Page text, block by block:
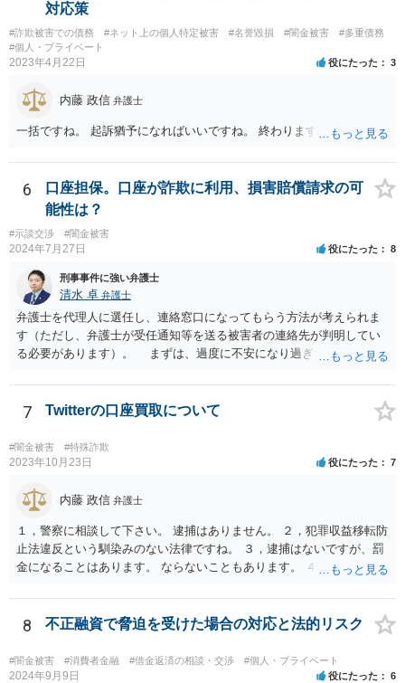
対応策
#詐欺被害での債務 #ネット上の個人特定被害 #名誉毀損 #闇金被害
#多重債務
#個人・プライベート
2023年4月22日 役にたった 3
内藤 政信 弁護士
一括ですね。 起訴猶予になればいいですね。 終わります。
6
口座担保。口座が詐欺に利用、損害賠償請求の可
能性は？
#示談交渉 #闇金被害
2024年7月27日 役にたった 8
刑事事件に強い弁護士
清水 卓 弁護士
弁護士を代理人に選任し、連絡窓口になってもらう方法が考えられま
す（ただし、弁護士が受任通知等を送る被害者の連絡先が判明してい
る必要があります）。 まずは、過度に不安になり過ぎず、少し落ち
額を求めていく、分割等の支払方法を求めて行く等の方法もあります
し、時間的にも、今すぐではなく、時間•期間をかけて対応して行くこ
んので。 いずれにしても、何かあったら速やか相談可能なお住まい
の地域の弁護士に直接相談してみて下さい（弁護士会や法テラス等で
7 Twitterの口座買取について
#闇金被害 #特殊詐欺
2023年10月23日 役にたった 7
内藤 政信 弁護士
１，警察に相談して下さい。 逮捕はありません。 ２，犯罪収益移転防
止法違反という馴染みのない法律ですね。 ３，逮捕はないですが、罰
金になることはあります。 ならないこともあります。 ４，警察に自主
8 不正融資で脅迫を受けた場合の対応と法的リスク
#闇金被害 #消費者金融 #借金返済の相談・交渉 #個人・プライベート
2024年9月9日 役にたった 6